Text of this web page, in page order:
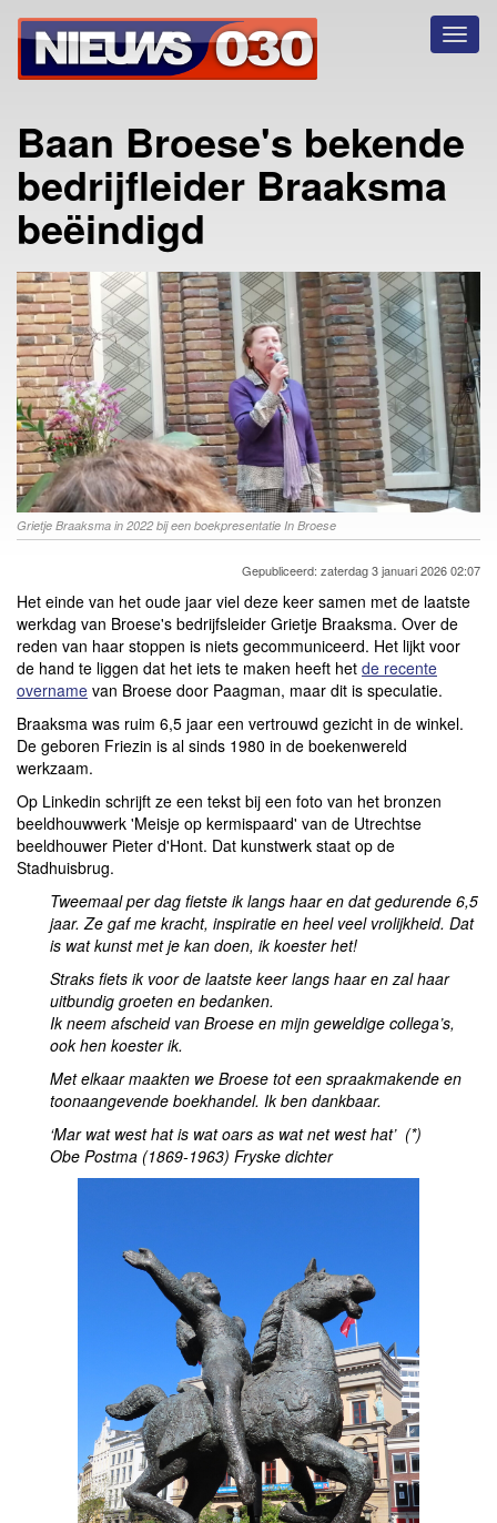
Baan Broese's bekende
bedrijfleider Braaksma
beëindigd
Grietje Braaksma in 2022 bij een boekpresentatie In Broese
Gepubliceerd: zaterdag 3 januari 2026 02:07
Het einde van het oude jaar viel deze keer samen met de laatste
werkdag van Broese's bedrijfsleider Grietje Braaksma. Over de
reden van haar stoppen is niets gecommuniceerd. Het lijkt voor
de hand te liggen dat het iets te maken heeft het de recente
overname van Broese door Paagman, maar dit is speculatie.
Braaksma was ruim 6,5 jaar een vertrouwd gezicht in de winkel.
De geboren Friezin is al sinds 1980 in de boekenwereld
werkzaam.
Op Linkedin schrijft ze een tekst bij een foto van het bronzen
beeldhouwwerk 'Meisje op kermispaard' van de Utrechtse
beeldhouwer Pieter d'Hont. Dat kunstwerk staat op de
Stadhuisbrug.
Tweemaal per dag fietste ik langs haar en dat gedurende 6,5
jaar. Ze gaf me kracht, inspiratie en heel veel vrolijkheid. Dat
is wat kunst met je kan doen, ik koester het!
Straks fiets ik voor de laatste keer langs haar en zal haar
uitbundig groeten en bedanken.
Ik neem afscheid van Broese en mijn geweldige collega’s,
ook hen koester ik.
Met elkaar maakten we Broese tot een spraakmakende en
toonaangevende boekhandel. Ik ben dankbaar.
‘Mar wat west hat is wat oars as wat net west hat’ (*)
Obe Postma (1869-1963) Fryske dichter